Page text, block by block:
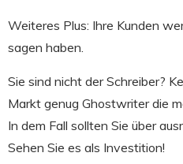
Weiteres Plus: Ihre Kunden
sagen haben.
Sie sind nicht der Schreiber?
Markt genug Ghostwriter die
In dem Fall sollten Sie über
Sehen Sie es als Investition!